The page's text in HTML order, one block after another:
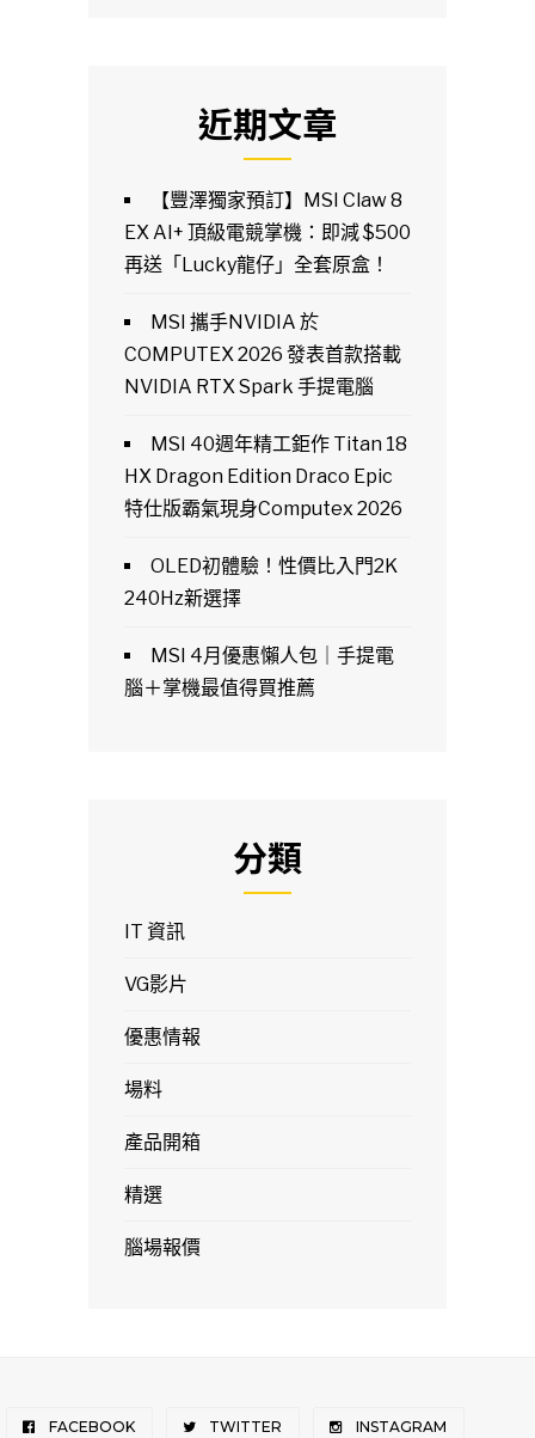
近期文章
【豐澤獨家預訂】MSI Claw 8
EX AI+ 頂級電競掌機：即減 $500
再送「Lucky龍仔」全套原盒！
MSI 攜手NVIDIA 於
COMPUTEX 2026 發表首款搭載
NVIDIA RTX Spark 手提電腦
MSI 40週年精工鉅作 Titan 18
HX Dragon Edition Draco Epic
特仕版霸氣現身Computex 2026
OLED初體驗！性價比入門2K
240Hz新選擇
MSI 4月優惠懶人包｜手提電
腦＋掌機最值得買推薦
分類
IT 資訊
VG影片
優惠情報
場料
產品開箱
精選
腦場報價
FACEBOOK TWITTER INSTAGRAM